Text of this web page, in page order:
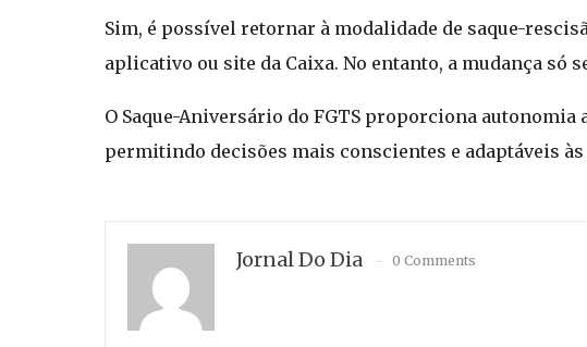
Sim, é possível retornar à modalidade de saque-
aplicativo ou site da Caixa. No entanto, a mudança só
O Saque-Aniversário do FGTS proporciona
permitindo decisões mais conscientes e adaptáveis
Jornal Do Dia 0 Comments